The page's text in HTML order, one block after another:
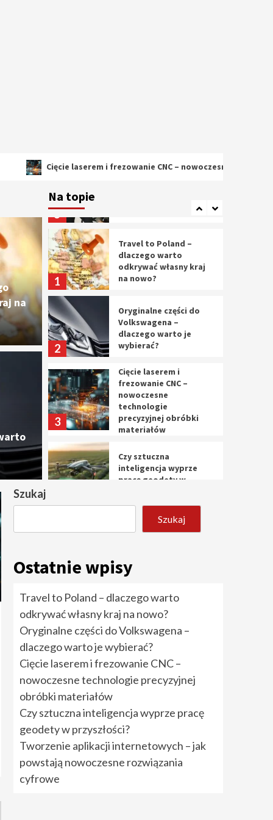
Cięcie laserem i frezowanie CNC – nowoczesne technologie
do Volkswagena –
je wybierać?
na
Na topie
5
rozwiązania cyfrowe
1
Travel to Poland –
dlaczego warto
odkrywać własny kraj
na nowo?
2
Oryginalne części do
Volkswagena –
dlaczego warto je
wybierać?
3
Cięcie laserem i
frezowanie CNC –
nowoczesne
technologie
precyzyjnej obróbki
materiałów
Czy sztuczna
inteligencja wyprze
pracę geodety w
5
Tworzenie aplikacji
internetowych – jak
1
dlaczego warto
odkrywać własny kraj
na nowo?
2
Oryginalne części do
Volkswagena –
dlaczego warto je
3
Cięcie laserem i
frezowanie CNC –
nowoczesne
technologie
precyzyjnej obróbki
Szukaj
Szukaj
Ostatnie wpisy
Travel to Poland – dlaczego warto
odkrywać własny kraj na nowo?
Oryginalne części do Volkswagena –
dlaczego warto je wybierać?
Cięcie laserem i frezowanie CNC –
nowoczesne technologie precyzyjnej
obróbki materiałów
Czy sztuczna inteligencja wyprze pracę
geodety w przyszłości?
Tworzenie aplikacji internetowych – jak
powstają nowoczesne rozwiązania
cyfrowe